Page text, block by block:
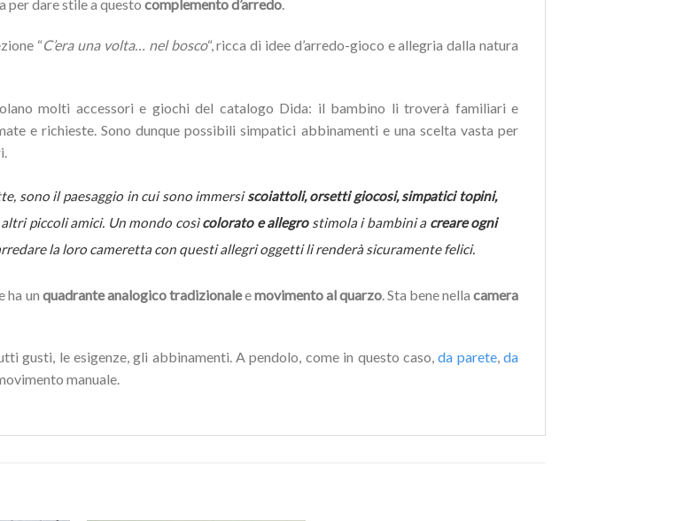
per dare stile a questo complemento d’arredo.
“C’era una volta… nel bosco“, ricca di idee d’arredo-gioco e allegria dalla natura
molti accessori e giochi del catalogo Dida: il bambino li troverà familiari e
e richieste. Sono dunque possibili simpatici abbinamenti e una scelta vasta per
sono il paesaggio in cui sono immersiscoiattoli, orsetti giocosi, simpatici topini,
piccoli amici. Un mondo cosìcolorato e allegro stimola i bambini a creare ogni
la loro cameretta con questi allegri oggetti li renderà sicuramente felici.
ha un quadrante analogico tradizionaleemovimento al quarzo. Sta bene nellacamera
gusti, le esigenze, gli abbinamenti. A pendolo, come in questo caso,da parete, da
manuale.